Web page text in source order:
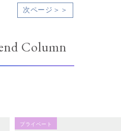
次ページ＞＞
Column
プライベート